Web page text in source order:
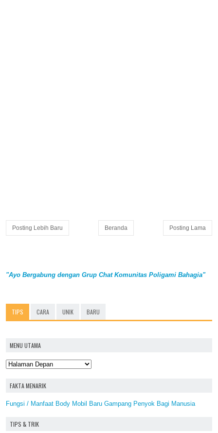
Posting Lebih Baru Posting Lama
Beranda
"Ayo Bergabung dengan Grup Chat Komunitas Poligami Bahagia"
TIPS CARA UNIK BARU
MENU UTAMA
FAKTA MENARIK
Fungsi / Manfaat Body Mobil Baru Gampang Penyok Bagi Manusia
TIPS & TRIK